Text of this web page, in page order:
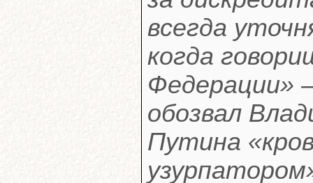
всегда
когда
Федерации»
обозвал
Путина